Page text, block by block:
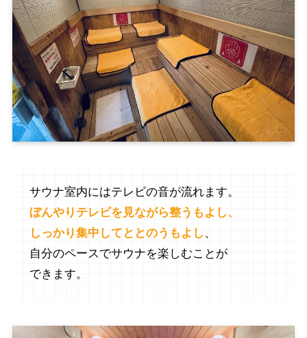
サウナ室内にはテレビの音が流れます。
ぼんやりテレビを見ながら整うもよし、
しっかり集中してととのうもよし 、
自分のペースでサウナを楽しむことが
できます。